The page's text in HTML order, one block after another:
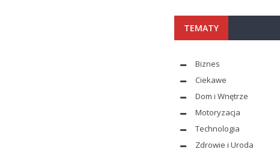
TEMATY
Biznes
Ciekawe
Dom i Wnętrze
Motoryzacja
Technologia
Zdrowie i Uroda